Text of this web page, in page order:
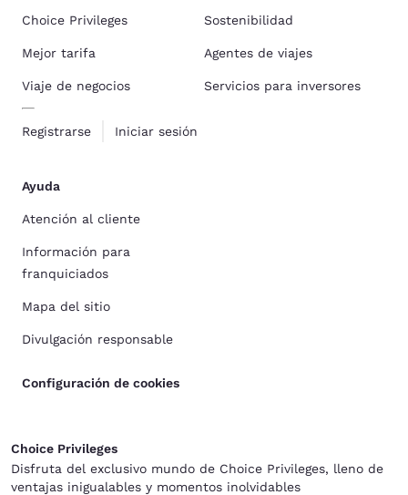
Choice Privileges
Mejor tarifa
Viaje de negocios
Registrarse Iniciar sesión
Sostenibilidad
Agentes de viajes
Servicios para inversores
Ayuda
Atención al cliente
Información para
franquiciados
Mapa del sitio
Divulgación responsable
Configuración de cookies
Choice Privileges
Disfruta del exclusivo mundo de Choice Privileges, lleno de
ventajas inigualables y momentos inolvidables